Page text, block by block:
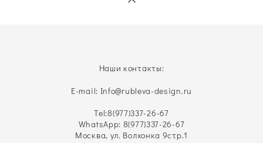
Наши контакты:
E-mail: Info@rubleva-design.ru
Tel:8(977)337-26-67
WhatsApp: 8(977)337-26-67
Москва, ул. Волхонка 9стр.1